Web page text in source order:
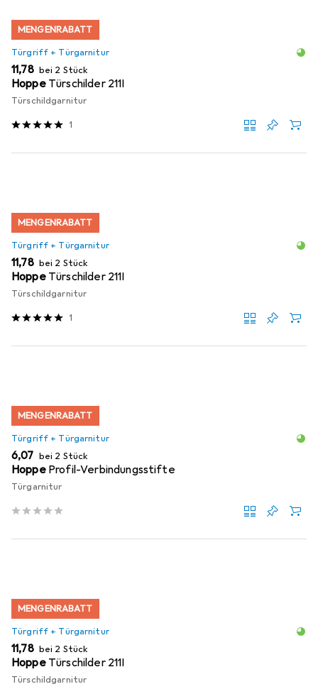
MENGENRABATT
Türgriff + Türgarnitur
EUR
11,78 bei 2 Stück
Hoppe Türschilder 211I
Türschildgarnitur
1
MENGENRABATT
Türgriff + Türgarnitur
EUR
11,78 bei 2 Stück
Hoppe Türschilder 211I
Türschildgarnitur
1
MENGENRABATT
Türgriff + Türgarnitur
EUR
6,07 bei 2 Stück
Hoppe Profil-Verbindungsstifte
Türgarnitur
MENGENRABATT
Türgriff + Türgarnitur
EUR
11,78 bei 2 Stück
Hoppe Türschilder 211I
Türschildgarnitur